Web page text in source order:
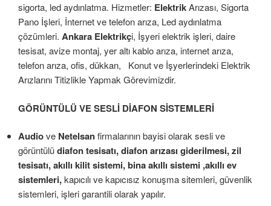
sigorta, led aydınlatma. Hizmetler: ElektrikArızası, Sigorta
Pano İşleri, İnternet ve telefon arıza, Led aydınlatma
çözümleri. Ankara Elektrikçi, İşyeri elektrik işleri, daire
tesisat, avize montaj, yer altı kablo arıza, internet arıza,
telefon arıza, ofis, dükkan,
Konut ve İşyerlerindeki Elektrik
Arızlarını Titizlikle Yapmak Görevimizdir.
GÖRÜNTÜLÜ VE SESLİ DİAFON SİSTEMLERİ
Audiove Netelsanfirmalarının bayisi olarak sesli ve
görüntülüdiafon tesisatı, diafon arızası giderilmesi, zil
tesisatı, akıllı kilit sistemi, bina akıllı sistemi ,akıllı ev
sistemleri,kapıcılı ve kapıcısız konuşma sitemleri, güvenlik
sistemleri, işleri garantili olarak yapılır.